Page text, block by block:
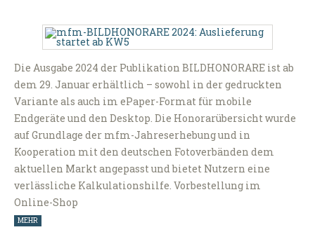
Die Ausgabe 2024 der Publikation BILDHONORARE ist ab
dem 29. Januar erhältlich – sowohl in der gedruckten
Variante als auch im ePaper-Format für mobile
Endgeräte und den Desktop. Die Honorarübersicht wurde
auf Grundlage der mfm-Jahreserhebung und in
Kooperation mit den deutschen Fotoverbänden dem
aktuellen Markt angepasst und bietet Nutzern eine
verlässliche Kalkulationshilfe. Vorbestellung im
Online-Shop
MEHR